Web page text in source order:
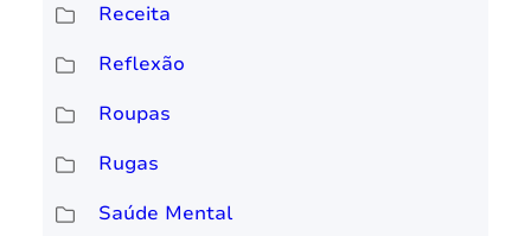
Receita
Reflexão
Roupas
Rugas
Saúde Mental